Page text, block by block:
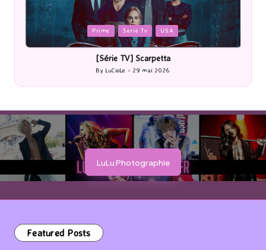
Posted
in
Prime Serie Tv USA
[Série TV] Scarpetta
Posted
by
By LuCioLe 29 mai 2026
LuLu Photographie
Featured Posts